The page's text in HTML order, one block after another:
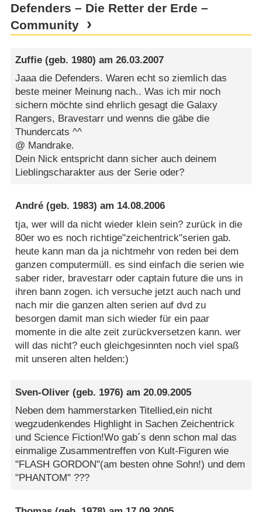
Defenders – Die Retter der Erde –
Community
Zuffie (geb. 1980) am26.03.2007
Jaaa die Defenders. Waren echt so ziemlich das
beste meiner Meinung nach.. Was ich mir noch
sichern möchte sind ehrlich gesagt die Galaxy
Rangers, Bravestarr und wenns die gäbe die
Thundercats ^^
@ Mandrake.
Dein Nick entspricht dann sicher auch deinem
Lieblingscharakter aus der Serie oder?
André (geb. 1983) am 14.08.2006
tja, wer will da nicht wieder klein sein? zurück in die
80er wo es noch richtige"zeichentrick"serien gab.
heute kann man da ja nichtmehr von reden bei dem
ganzen computermüll. es sind einfach die serien wie
saber rider, bravestarr oder captain future die uns in
ihren bann zogen. ich versuche jetzt auch nach und
nach mir die ganzen alten serien auf dvd zu
besorgen damit man sich wieder für ein paar
momente in die alte zeit zurückversetzen kann. wer
will das nicht? euch gleichgesinnten noch viel spaß
mit unseren alten helden:)
Sven-Oliver (geb. 1976) am20.09.2005
Neben dem hammerstarken Titellied,ein nicht
wegzudenkendes Highlight in Sachen Zeichentrick
und Science Fiction!Wo gab´s denn schon mal das
einmalige Zusammentreffen von Kult-Figuren wie
"FLASH GORDON"(am besten ohne Sohn!) und dem
"PHANTOM" ???